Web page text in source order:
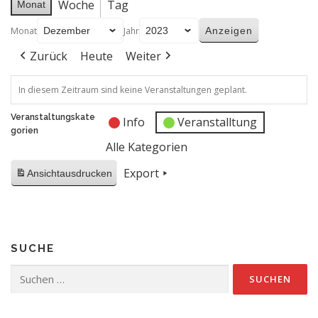
Monat Woche Tag
Monat Jahr
Zurück Heute Weiter
In diesem Zeitraum sind keine Veranstaltungen geplant.
Veranstaltungskate
gorien
Info
Veranstalltung
Alle Kategorien
Ansichtausdrucken Export
SUCHE
nach: